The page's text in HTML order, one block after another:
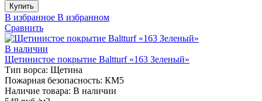
Купить
В избранное В избранном
Сравнить
В наличии
Щетинистое покрытие Baltturf «163 Зеленый»
Тип ворса: Щетина
Пожарная безопасность: КМ5
Наличие товара: В наличии